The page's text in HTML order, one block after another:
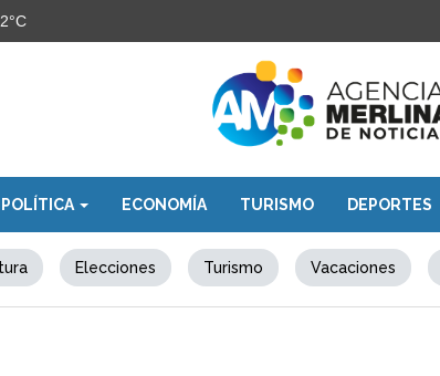
POLÍTICA ECONOMÍA TURISMO DEPORTES
Elecciones Turismo Vacaciones